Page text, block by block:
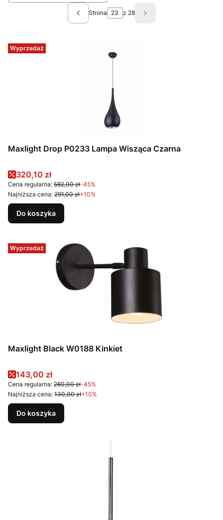
Poprzednie produkty
Strona z 28 Następne produkty
Wyprzedaż
Maxlight Drop P0233 Lampa Wisząca Czarna
Cena promocyjna
320,10 zł
Cena regularna: 582,00 zł-45%
Najniższa cena: 291,00 zł+10%
Do koszyka
Wyprzedaż
Maxlight Black W0188 Kinkiet
Cena promocyjna
143,00 zł
Cena regularna: 260,00 zł-45%
Najniższa cena: 130,00 zł+10%
Do koszyka